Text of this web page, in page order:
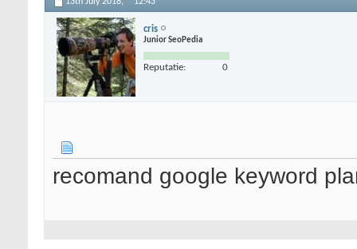
cris
Junior SeoPedia
Reputatie: 0
recomand google keyword